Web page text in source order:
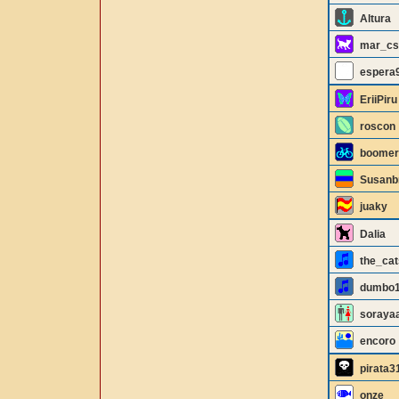
Altura
mar_cs
EriiPiru
roscon
boomer
juaky
Dalia
encoro
onze